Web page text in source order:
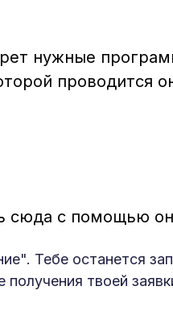
нужные
проводится
сюда с помощью
Тебе останется
твоей